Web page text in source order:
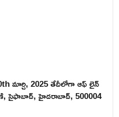
మార్చి, 2025 తేదీలోగా ఆఫ్ లైన్
సైఫాబాద్, హైదరాబాద్, 500004